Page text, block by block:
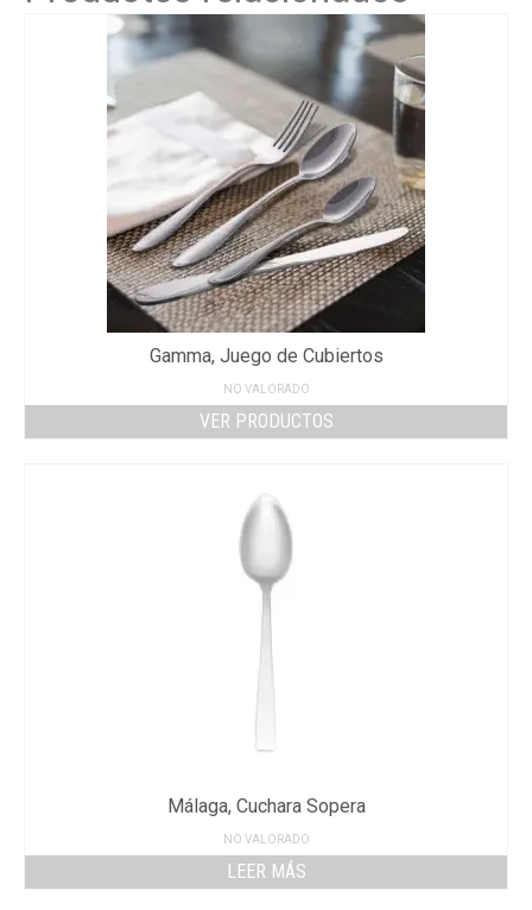
Gamma, Juego de Cubiertos
NO VALORADO
VER PRODUCTOS
Málaga, Cuchara Sopera
NO VALORADO
LEER MÁS